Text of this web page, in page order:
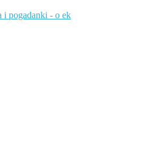
i pogadanki - o ek